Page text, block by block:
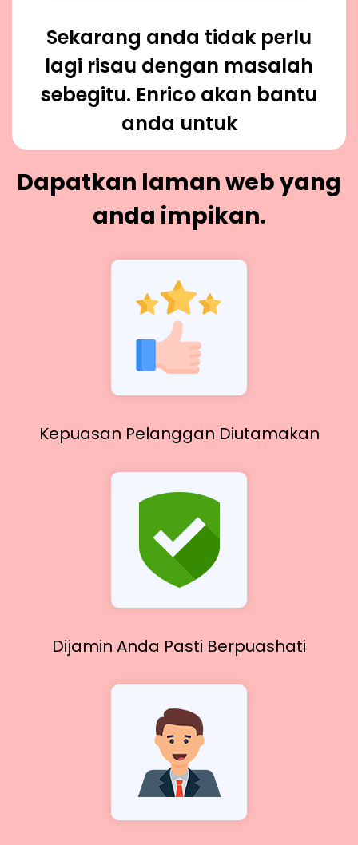
Sekarang anda tidak perlu
lagi risau dengan masalah
sebegitu. Enrico akan bantu
anda untuk
Dapatkan laman web yang
anda impikan.
Kepuasan Pelanggan Diutamakan
Dijamin Anda Pasti Berpuashati